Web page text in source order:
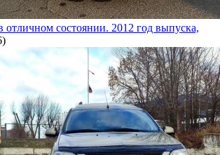
отличном состоянии. 2012 год выпуска,